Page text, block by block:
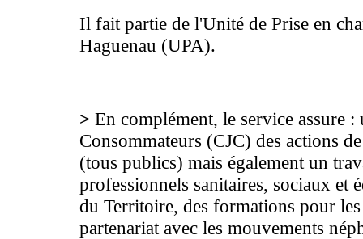
Il fait partie de l'Unité de Prise en
Haguenau (UPA).
> En complément, le service assure :
Consommateurs (CJC) des actions
(tous publics) mais également un
professionnels sanitaires, sociaux et
du Territoire, des formations pour
partenariat avec les mouvements